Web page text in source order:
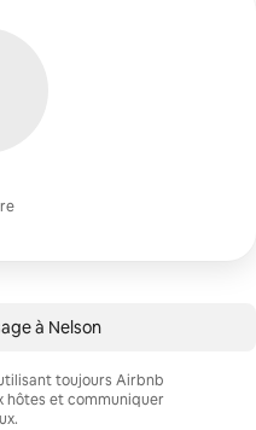
à Nelson
toujours Airbnb
hôtes et communiquer